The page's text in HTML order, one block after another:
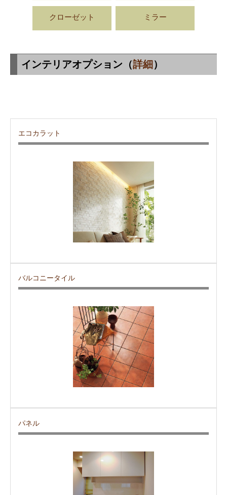
クローゼット ミラー
インテリアオプション（詳細 ）
エコカラット
バルコニータイル
パネル